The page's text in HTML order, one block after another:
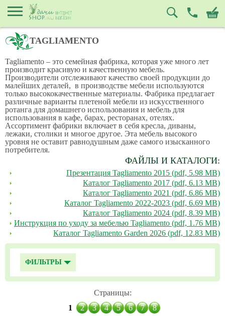
TAGLIAMENTO
Tagliamento – это семейная фабрика, которая уже много лет
производит красивую и качественную мебель.
Производители отслеживают качество своей продукции до
малейших деталей, в производстве мебели используются
только высококачественные материалы. Фабрика предлагает
различные варианты плетеной мебели из искусственного
ротанга для домашнего использования и мебель для
использования в кафе, барах, ресторанах, отелях.
Ассортимент фабрики включает в себя кресла, диваны,
лежаки, столики и многое другое. Эта мебель высокого
уровня не оставит равнодушным даже самого изысканного
потребителя.
ФАЙЛЫ И КАТАЛОГИ:
Презентация Tagliamento 2015 (pdf, 5.98 MB)
Каталог Tagliamento 2017 (pdf, 6.13 MB)
Каталог Tagliamento 2021 (pdf, 6.86 MB)
Каталог Tagliamento 2022-2023 (pdf, 6.69 MB)
Каталог Tagliamento 2024 (pdf, 8.39 MB)
Инструкция по уходу за мебелью Tagliamento (pdf, 1.76 MB)
Каталог Tagliamento Garden 2026 (pdf, 12.83 MB)
ФИЛЬТРЫ
Страницы:
1
2 3 4 5 6 7 8